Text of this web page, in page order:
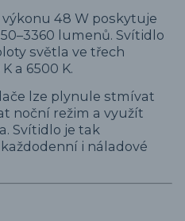
48 W poskytuje
lumenů. Svítidlo
světla ve třech
a 6500 K.
lze plynule stmívat
noční režim a využít
Svítidlo je tak
i náladové